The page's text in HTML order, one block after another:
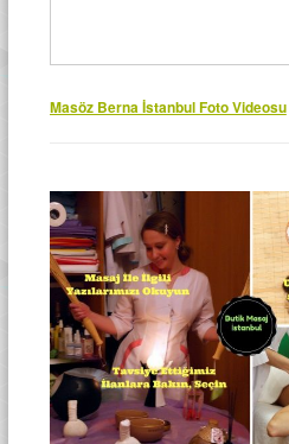
Masöz Berna İstanbul Foto Videosu